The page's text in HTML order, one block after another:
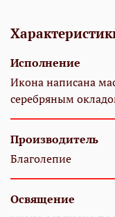
Исполнение
Икона написана
серебряным
Производитель
Благолепие
Освящение